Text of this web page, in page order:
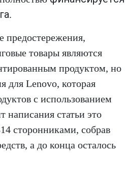
.
товары являются
продуктом, но
для Lenovo, которая
с использованием
написания статьи это
сторонниками, собрав
а до конца осталось